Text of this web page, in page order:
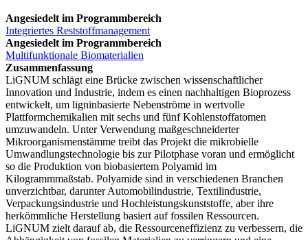
Angesiedelt im Programmbereich
Integriertes Reststoffmanagement
Angesiedelt im Programmbereich
Multifunktionale Biomaterialien
Zusammenfassung
LiGNUM schlägt eine Brücke zwischen wissenschaftlicher
Innovation und Industrie, indem es einen nachhaltigen Bioprozess
entwickelt, um ligninbasierte Nebenströme in wertvolle
Plattformchemikalien mit sechs und fünf Kohlenstoffatomen
umzuwandeln. Unter Verwendung maßgeschneiderter
Mikroorganismenstämme treibt das Projekt die mikrobielle
Umwandlungstechnologie bis zur Pilotphase voran und ermöglicht
so die Produktion von biobasiertem Polyamid im
Kilogrammmaßstab. Polyamide sind in verschiedenen Branchen
unverzichtbar, darunter Automobilindustrie, Textilindustrie,
Verpackungsindustrie und Hochleistungskunststoffe, aber ihre
herkömmliche Herstellung basiert auf fossilen Ressourcen.
LiGNUM zielt darauf ab, die Ressourceneffizienz zu verbessern, die